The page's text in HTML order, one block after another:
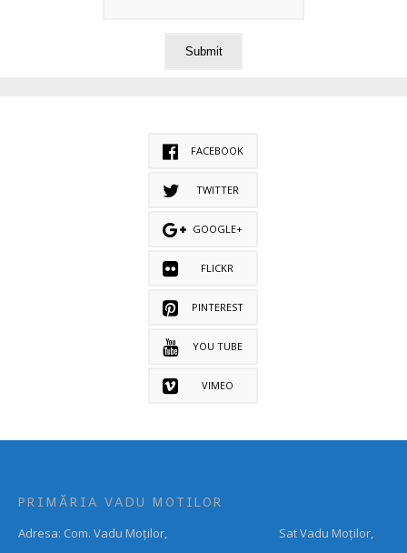
FACEBOOK
TWITTER
GOOGLE+
FLICKR
PINTEREST
YOU TUBE
VIMEO
PRIMĂRIA VADU MOTILOR
Adresa: Com. Vadu Moților, Sat Vadu Moților,